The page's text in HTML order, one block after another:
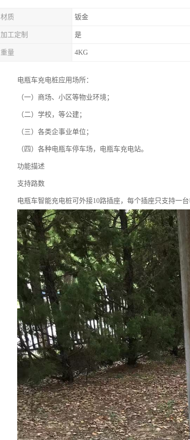
材质 钣金
加工定制 是
重量 4KG
电瓶车充电桩应用场所：
（一）商场、小区等物业环境；
（二）学校，等公建；
（三）各类企事业单位；
（四）各种电瓶车停车场，电瓶车充电站。
功能描述
支持路数
电瓶车智能充电桩可外接10路插座，每个插座只支持一